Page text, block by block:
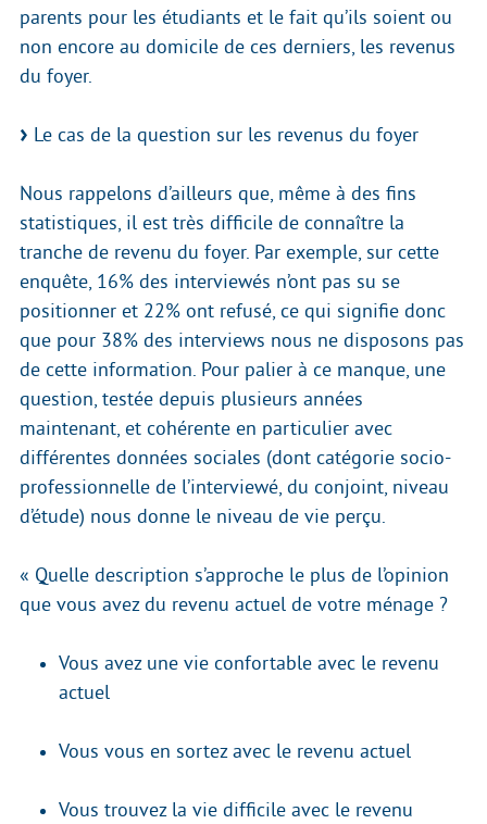
parents pour les étudiants et le fait qu’ils soient ou
non encore au domicile de ces derniers, les revenus
du foyer.
Le cas de la question sur les revenus du foyer
Nous rappelons d’ailleurs que, même à des fins
statistiques, il est très difficile de connaître la
tranche de revenu du foyer. Par exemple, sur cette
enquête, 16% des interviewés n’ont pas su se
positionner et 22% ont refusé, ce qui signifie donc
que pour 38% des interviews nous ne disposons pas
de cette information. Pour palier à ce manque, une
question, testée depuis plusieurs années
maintenant, et cohérente en particulier avec
différentes données sociales (dont catégorie socio-
professionnelle de l’interviewé, du conjoint, niveau
d’étude) nous donne le niveau de vie perçu.
« Quelle description s’approche le plus de l’opinion
que vous avez du revenu actuel de votre ménage ?
Vous avez une vie confortable avec le revenu
actuel
Vous vous en sortez avec le revenu actuel
Vous trouvez la vie difficile avec le revenu